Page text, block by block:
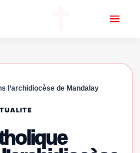
l’archidiocèse de Mandalay